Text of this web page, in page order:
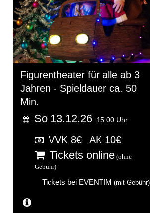
Figurentheater für alle ab 3
Jahren - Spieldauer ca. 50
Min.
So 13.12.26 15.00 Uhr
VVK 8€ AK 10€
Tickets online (ohne
Gebühr)
Tickets bei EVENTIM (mit Gebühr)